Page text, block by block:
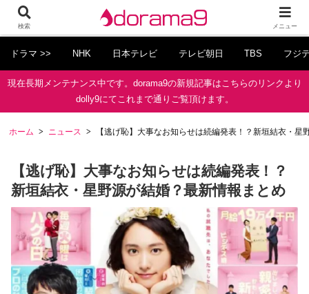
ドラマ >> NHK 日本テレビ テレビ朝日 TBS フジ
現在長期メンテナンス中です。dorama9の新規記事はこちらのリンクより
dolly9にてこれまで通りご覧頂けます。
ホーム ニュース 【逃げ恥】大事なお知らせは続編発表！？新垣結衣・星
【逃げ恥】大事なお知らせは続編発表！？
新垣結衣・星野源が結婚？最新情報まとめ
検索 メニュー